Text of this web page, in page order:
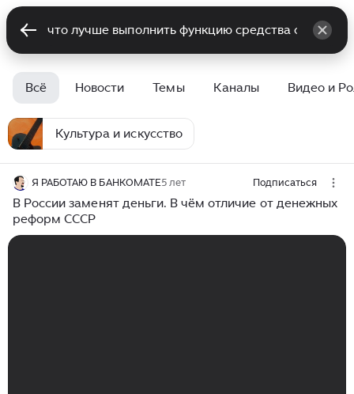
Всё Новости Темы Каналы Видео и
Культура и искусство
Я РАБОТАЮ В БАНКОМАТЕ5 лет Подписаться
В России заменят деньги. В чём отличие от денежных
реформ СССР